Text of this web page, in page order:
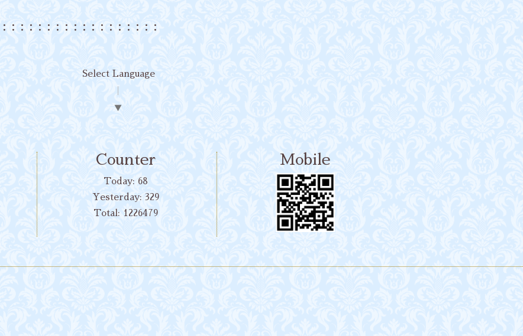
：：：：：：：：：：：：：：：：：
Select Language
▼
Counter
Today: 68
Yesterday: 329
Total: 1226479
Mobile